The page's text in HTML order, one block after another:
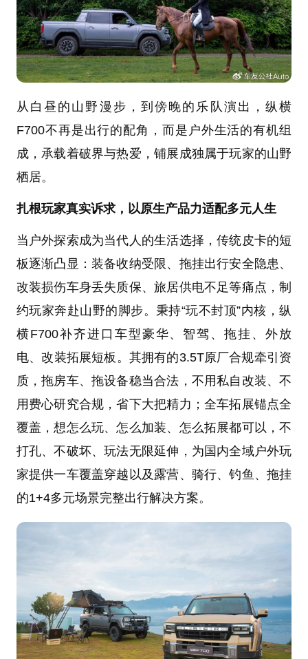
从白昼的山野漫步，到傍晚的乐队演出，纵横
F700不再是出行的配角，而是户外生活的有机组
成，承载着破界与热爱，铺展成独属于玩家的山野
栖居。
扎根玩家真实诉求，以原生产品力适配多元人生
当户外探索成为当代人的生活选择，传统皮卡的短
板逐渐凸显：装备收纳受限、拖挂出行安全隐患、
改装损伤车身丢失质保、旅居供电不足等痛点，制
约玩家奔赴山野的脚步。秉持“玩不封顶”内核，纵
横F700补齐进口车型豪华、智驾、拖挂、外放
电、改装拓展短板。其拥有的3.5T原厂合规牵引资
质，拖房车、拖设备稳当合法，不用私自改装、不
用费心研究合规，省下大把精力；全车拓展锚点全
覆盖，想怎么玩、怎么加装、怎么拓展都可以，不
打孔、不破坏、玩法无限延伸，为国内全域户外玩
家提供一车覆盖穿越以及露营、骑行、钓鱼、拖挂
的1+4多元场景完整出行解决方案。